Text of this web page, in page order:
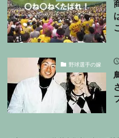
野球選手の嫁